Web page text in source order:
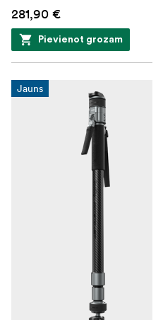
281,90 €
Pievienot grozam
Jauns